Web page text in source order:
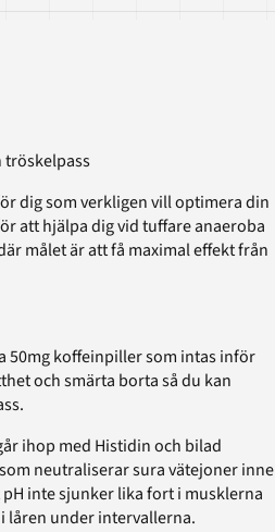
tröskelpass
dig som verkligen vill optimera din
att hjälpa dig vid tuffare anaeroba
målet är att få maximal effekt från
50mg koffeinpiller som intas inför
och smärta borta så du kan
ihop med Histidin och bilad
neutraliserar sura vätejoner inne
inte sjunker lika fort i musklerna
låren under intervallerna.